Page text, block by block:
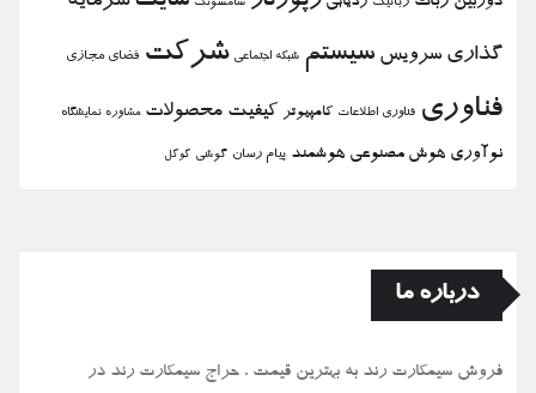
گذاری سرویس سیستم شبكه اجتماعی شركت فضای مجازی
فناوری فناوری اطلاعات كامپیوتر كیفیت محصولات مشاوره نمایشگاه
نوآوری هوش مصنوعی هوشمند پیام رسان گوشی گوگل
درباره ما
فروش سیمكارت رند به بهترین قیمت ، حراج سیمكارت رند در